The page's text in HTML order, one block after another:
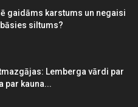
gaidāms karstums un negaisi
siltums?
Lemberga vārdi par
par kauna...